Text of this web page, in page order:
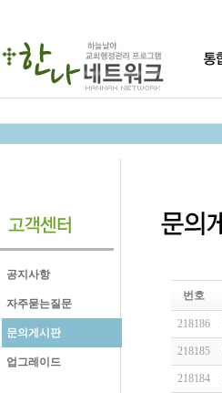
공지사항
자주묻는질문
문의게시판
업그레이드
번호
218186
218185
218184